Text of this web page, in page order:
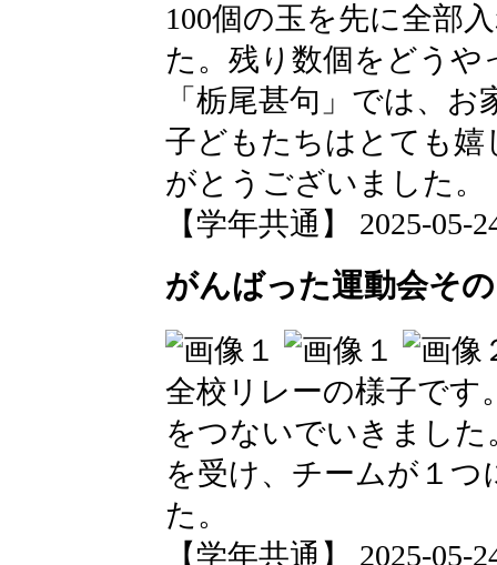
100個の玉を先に全部
た。残り数個をどう
「栃尾甚句」では、
子どもたちはとても
がとうございました。
【学年共通】 2025-05-
がんばった運動会そ
全校リレーの様子です
をつないでいきまし
を受け、チームが１
た。
【学年共通】 2025-05-